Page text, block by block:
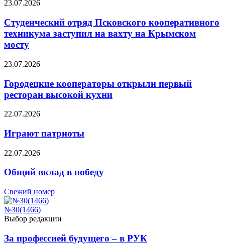
23.07.2026
Студенческий отряд Псковского кооперативного
техникума заступил на вахту на Крымском
мосту
23.07.2026
Городецкие кооператоры открыли первый
ресторан высокой кухни
22.07.2026
Играют патриоты
22.07.2026
Общий вклад в победу
Свежий номер
№30(1466)
Выбор редакции
За профессией будущего – в РУК